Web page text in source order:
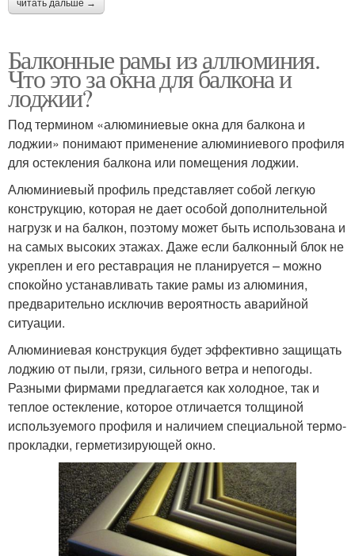
читать дальше →
Балконные рамы из аллюминия.
Что это за окна для балкона и
лоджии?
Под термином «алюминиевые окна для балкона и
лоджии» понимают применение алюминиевого профиля
для остекления балкона или помещения лоджии.
Алюминиевый профиль представляет собой легкую
конструкцию, которая не дает особой дополнительной
нагрузк и на балкон, поэтому может быть использована и
на самых высоких этажах. Даже если балконный блок не
укреплен и его реставрация не планируется – можно
спокойно устанавливать такие рамы из алюминия,
предварительно исключив вероятность аварийной
ситуации.
Алюминиевая конструкция будет эффективно защищать
лоджию от пыли, грязи, сильного ветра и непогоды.
Разными фирмами предлагается как холодное, так и
теплое остекление, которое отличается толщиной
используемого профиля и наличием специальной термо-
прокладки, герметизирующей окно.